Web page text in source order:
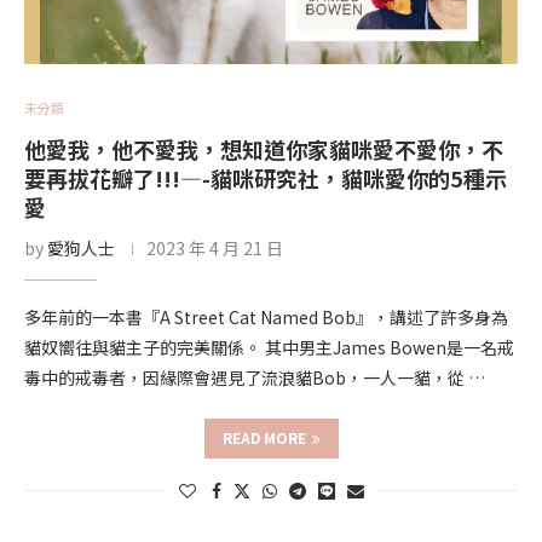
未分類
他愛我，他不愛我，想知道你家貓咪愛不愛你，不
要再拔花瓣了!!!—-貓咪研究社，貓咪愛你的5種示
愛
by 愛狗人士 2023 年 4 月 21 日
多年前的一本書『A Street Cat Named Bob』，講述了許多身為
貓奴嚮往與貓主子的完美關係。 其中男主James Bowen是一名戒
毒中的戒毒者，因緣際會遇見了流浪貓Bob，一人一貓，從 …
READ MORE